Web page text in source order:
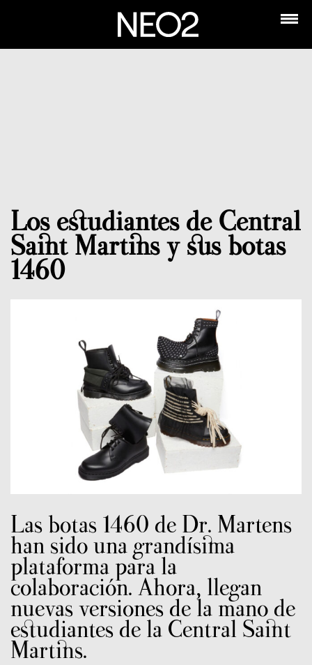
Los estudiantes de Central
Saint Martins y sus botas
1460
Las botas 1460 de Dr. Martens
han sido una grandísima
plataforma para la
colaboración. Ahora, llegan
nuevas versiones de la mano de
estudiantes de la Central Saint
Martins.